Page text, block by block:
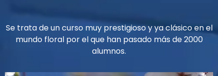
Se trata de un curso muy prestigioso y ya clásico en el
mundo floral por el que han pasado más de 2000
alumnos.